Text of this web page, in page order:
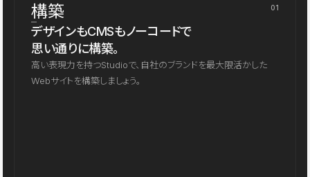
構築 01
デザインもCMSもノーコードで
思い通りに構築。
高い表現力を持つStudioで、自社のブランドを最大限活かした
Webサイトを構築しましょう。